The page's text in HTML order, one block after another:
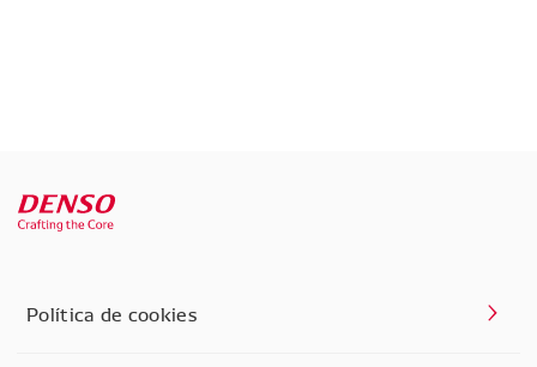
Política de cookies